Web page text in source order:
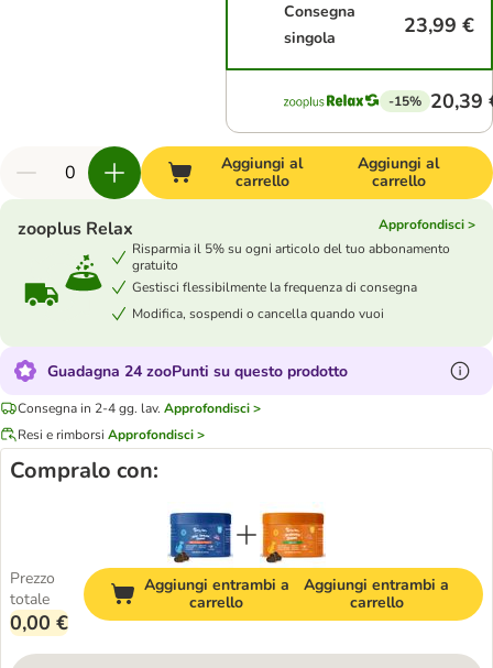
Consegna
singola
23,99 €
-15% 20,39
Aggiungi al
carrello
Aggiungi al
carrello
zooplus Relax
Approfondisci >
Risparmia il 5% su ogni articolo del tuo abbonamento
gratuito
Gestisci flessibilmente la frequenza di consegna
Modifica, sospendi o cancella quando vuoi
Guadagna 24 zooPunti su questo prodotto
Consegna in 2-4 gg. lav. Approfondisci >
Resi e rimborsi Approfondisci >
Compralo con:
Prezzo
totale
0,00 €
Aggiungi entrambi a
carrello
Aggiungi entrambi a
carrello